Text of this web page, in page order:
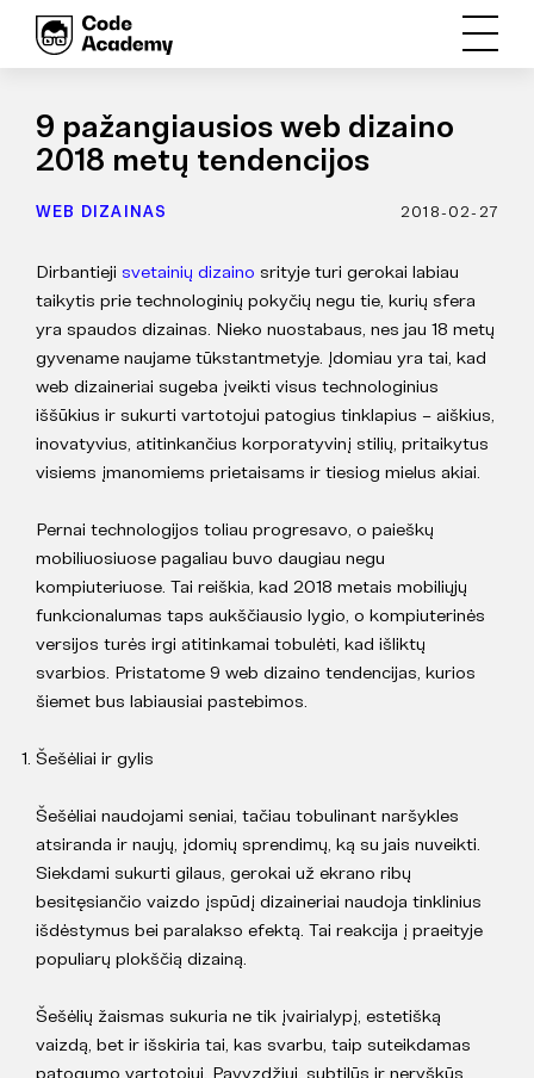
9 pažangiausios web dizaino
2018 metų tendencijos
WEB DIZAINAS 2018-02-27
Dirbantieji svetainių dizaino srityje turi gerokai labiau
taikytis prie technologinių pokyčių negu tie, kurių sfera
yra spaudos dizainas. Nieko nuostabaus, nes jau 18 metų
gyvename naujame tūkstantmetyje. Įdomiau yra tai, kad
web dizaineriai sugeba įveikti visus technologinius
iššūkius ir sukurti vartotojui patogius tinklapius – aiškius,
inovatyvius, atitinkančius korporatyvinį stilių, pritaikytus
visiems įmanomiems prietaisams ir tiesiog mielus akiai.
Pernai technologijos toliau progresavo, o paieškų
mobiliuosiuose pagaliau buvo daugiau negu
kompiuteriuose. Tai reiškia, kad 2018 metais mobiliųjų
funkcionalumas taps aukščiausio lygio, o kompiuterinės
versijos turės irgi atitinkamai tobulėti, kad išliktų
svarbios. Pristatome 9 web dizaino tendencijas, kurios
šiemet bus labiausiai pastebimos.
Šešėliai ir gylis
Šešėliai naudojami seniai, tačiau tobulinant naršykles
atsiranda ir naujų, įdomių sprendimų, ką su jais nuveikti.
Siekdami sukurti gilaus, gerokai už ekrano ribų
besitęsiančio vaizdo įspūdį dizaineriai naudoja tinklinius
išdėstymus bei paralakso efektą. Tai reakcija į praeityje
populiarų plokščią dizainą.
Šešėlių žaismas sukuria ne tik įvairialypį, estetišką
vaizdą, bet ir išskiria tai, kas svarbu, taip suteikdamas
patogumo vartotojui. Pavyzdžiui, subtilūs ir neryškūs